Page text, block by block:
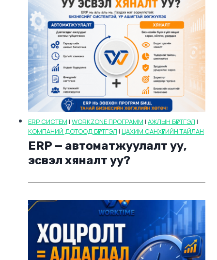
ERP СИСТЕМ | WORKZONE ПРОГРАММ | АЖЛЫН БҮРТГЭЛ |
КОМПАНИЙ ДОТООД БҮРТГЭЛ | ЦАХИМ САНХҮҮГИЙН ТАЙЛАН
ERP — автоматжуулалт уу,
эсвэл хяналт уу?